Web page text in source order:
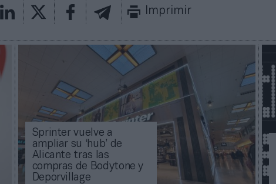
Imprimir
Sprinter vuelve a
ampliar su ‘hub’ de
Alicante tras las
compras de Bodytone y
Deporvillage